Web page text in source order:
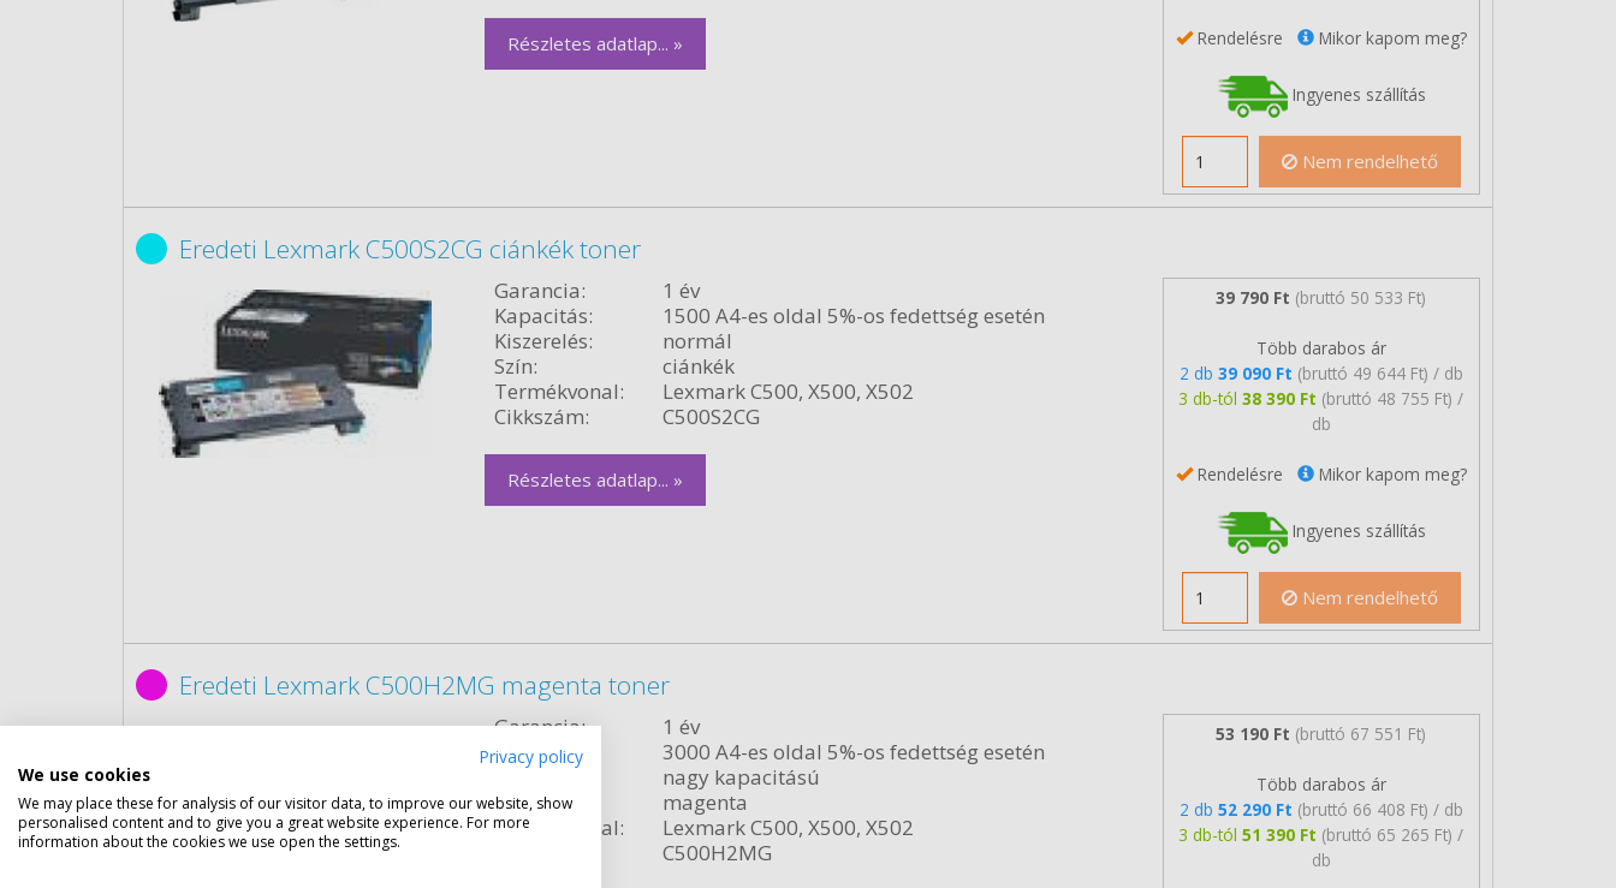
Részletes adatlap... » Rendelésre Mikor kapom meg?
Ingyenes szállítás
Nem rendelhető
Eredeti Lexmark C500S2CG ciánkék toner
Garancia:
1 év
Kapacitás:
1500 A4-es oldal 5%-os fedettség esetén
Kiszerelés:
normál
Szín:
ciánkék
Termékvonal:
Lexmark C500, X500, X502
Cikkszám:
C500S2CG
Részletes adatlap... »
39 790 Ft (bruttó 50 533 Ft)
Több darabos ár
2 db 39 090 Ft (bruttó 49 644 Ft) / db
3 db-tól38 390 Ft (bruttó 48 755 Ft) /
db
Rendelésre Mikor kapom meg?
Ingyenes szállítás
Nem rendelhető
Eredeti Lexmark C500H2MG magenta toner
Garancia:
1 év
Kapacitás:
3000 A4-es oldal 5%-os fedettség esetén
Kiszerelés:
nagy kapacitású
Szín:
magenta
Termékvonal:
Lexmark C500, X500, X502
C500H2MG
53 190 Ft (bruttó 67 551 Ft)
Több darabos ár
2 db 52 290 Ft (bruttó 66 408 Ft) / db
3 db-tól51 390 Ft (bruttó 65 265 Ft) /
db
Privacy policy
We use cookies
We may place these for analysis of our visitor data, to improve our website, show
personalised content and to give you a great website experience. For more
information about the cookies we use open the settings.